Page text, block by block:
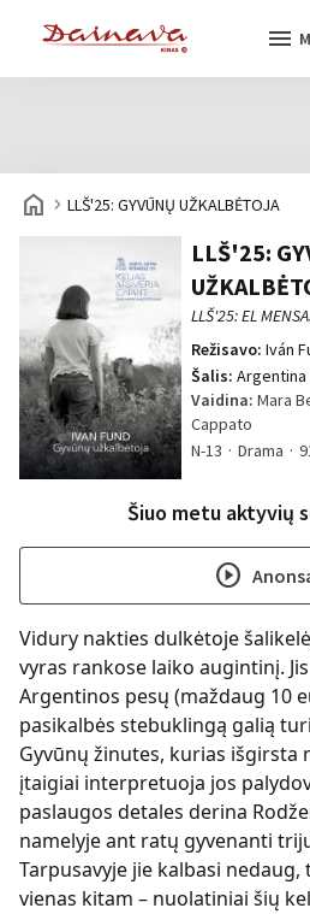
menu
home navigate_next LLŠ'25: GYVŪNŲ UŽKALBĖTOJA
LLŠ'25:
LLŠ'25: EL
Režisavo: Iván
Šalis: Argentina
Vaidina: Mara
Cappato
N-13
Drama
Šiuo metu aktyvių
play_circle
Vidury nakties dulkėtoje
vyras rankose laiko augintinį.
Argentinos pesų (maždaug 10
pasikalbės stebuklingą galią
Gyvūnų žinutes, kurias išgirsta
įtaigiai interpretuoja jos
paslaugos detales derina
namelyje ant ratų gyvenanti
Tarpusavyje jie kalbasi
vienas kitam – nuolatiniai šių